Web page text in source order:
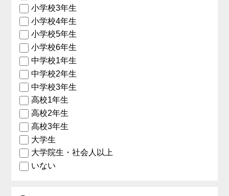
小学校3年生
小学校4年生
小学校5年生
小学校6年生
中学校1年生
中学校2年生
中学校3年生
高校1年生
高校2年生
高校3年生
大学生
大学院生・社会人以上
いない